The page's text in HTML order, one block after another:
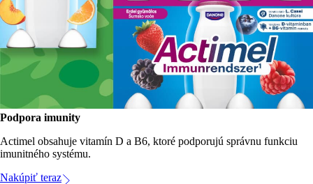
Podpora imunity
Actimel obsahuje vitamín D a B6, ktoré podporujú správnu funkciu
imunitného systému.
Nakúpiť teraz